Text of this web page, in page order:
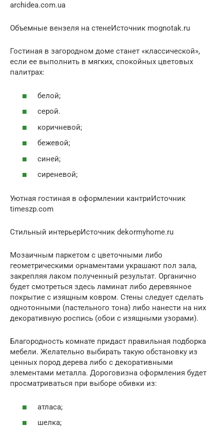
archidea.com.ua
Объемные вензеля на стенеИсточник mognotak.ru
Гостиная в загородном доме станет «классической»,
если ее выполнить в мягких, спокойных цветовых
палитрах:
белой;
серой.
коричневой;
бежевой;
синей;
сиреневой;
Уютная гостиная в оформлении кантриИсточник
timeszp.com
Стильный интерьерИсточник dekormyhome.ru
Мозаичным паркетом с цветочными либо
геометрическими орнаментами украшают пол зала,
закрепляя лаком полученный результат. Органично
будет смотреться здесь ламинат либо деревянное
покрытие с изящным ковром. Стены следует сделать
однотонными (пастельного тона) либо нанести на них
декоративную роспись (обои с изящными узорами).
Благородность комнате придаст правильная подборка
мебели. Желательно выбирать такую обстановку из
ценных пород дерева либо с декоративными
элементами металла. Дороговизна оформления будет
просматриваться при выборе обивки из:
атласа;
шелка;